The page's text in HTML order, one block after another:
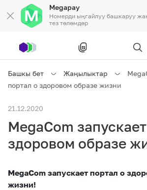
Megapay
Номерди ыңгайлуу башкаруу
тез төлөмдөр
Жеке кардарларга
Ишкердик үчүн
Байланыш
Тарифтер Акциялар
Башкы бет Жаңылыктар
портал о здоровом образе жизни
21.12.2020
MegaCom
здоровом образе
MegaCom запускает портал о
жизни!